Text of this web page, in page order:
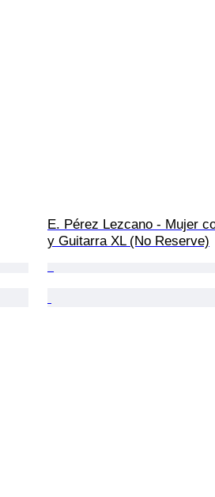
E. Pérez Lezcano - Mujer
y Guitarra XL (No Reserve)